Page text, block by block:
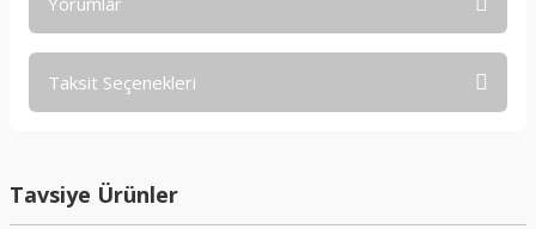
Taksit Seçenekleri
Tavsiye Ürünler